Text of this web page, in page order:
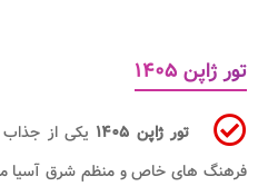
تور ژاپن ۱۴۰۵
تور ژاپن ۱۴۰۵
یکی از جذاب‌
فرهنگ‌ های خاص و منظم شرق آسیا